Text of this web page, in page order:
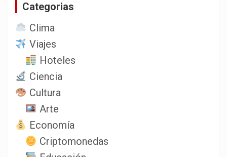
Categorias
Clima
Viajes
Hoteles
Ciencia
Cultura
Arte
Economía
Criptomonedas